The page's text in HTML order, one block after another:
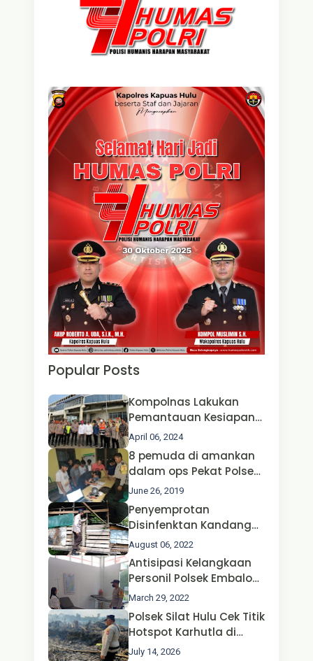
Popular Posts
Kompolnas Lakukan
Pemantauan Kesiapan
Operasi Ketupat 2024 di
Polda Jatim Bersama
Kapolri dan Menteri
Perhubungan
April 06, 2024
8 pemuda di amankan
dalam ops Pekat Polsek
Jongkong
June 26, 2019
Penyemprotan
Disinfenktan Kandang
Ternak Kambing warga
Oleh Satgas Ops Aman
Nusa II Polda Kalbar*
August 06, 2022
Antisipasi Kelangkaan
Personil Polsek Embaloh
Hulu Gencar Lakukan
Pengecekan Oksigen
March 29, 2022
Polsek Silat Hulu Cek Titik
Hotspot Karhutla di
Desa Nanga Dangkan,
July 14, 2026